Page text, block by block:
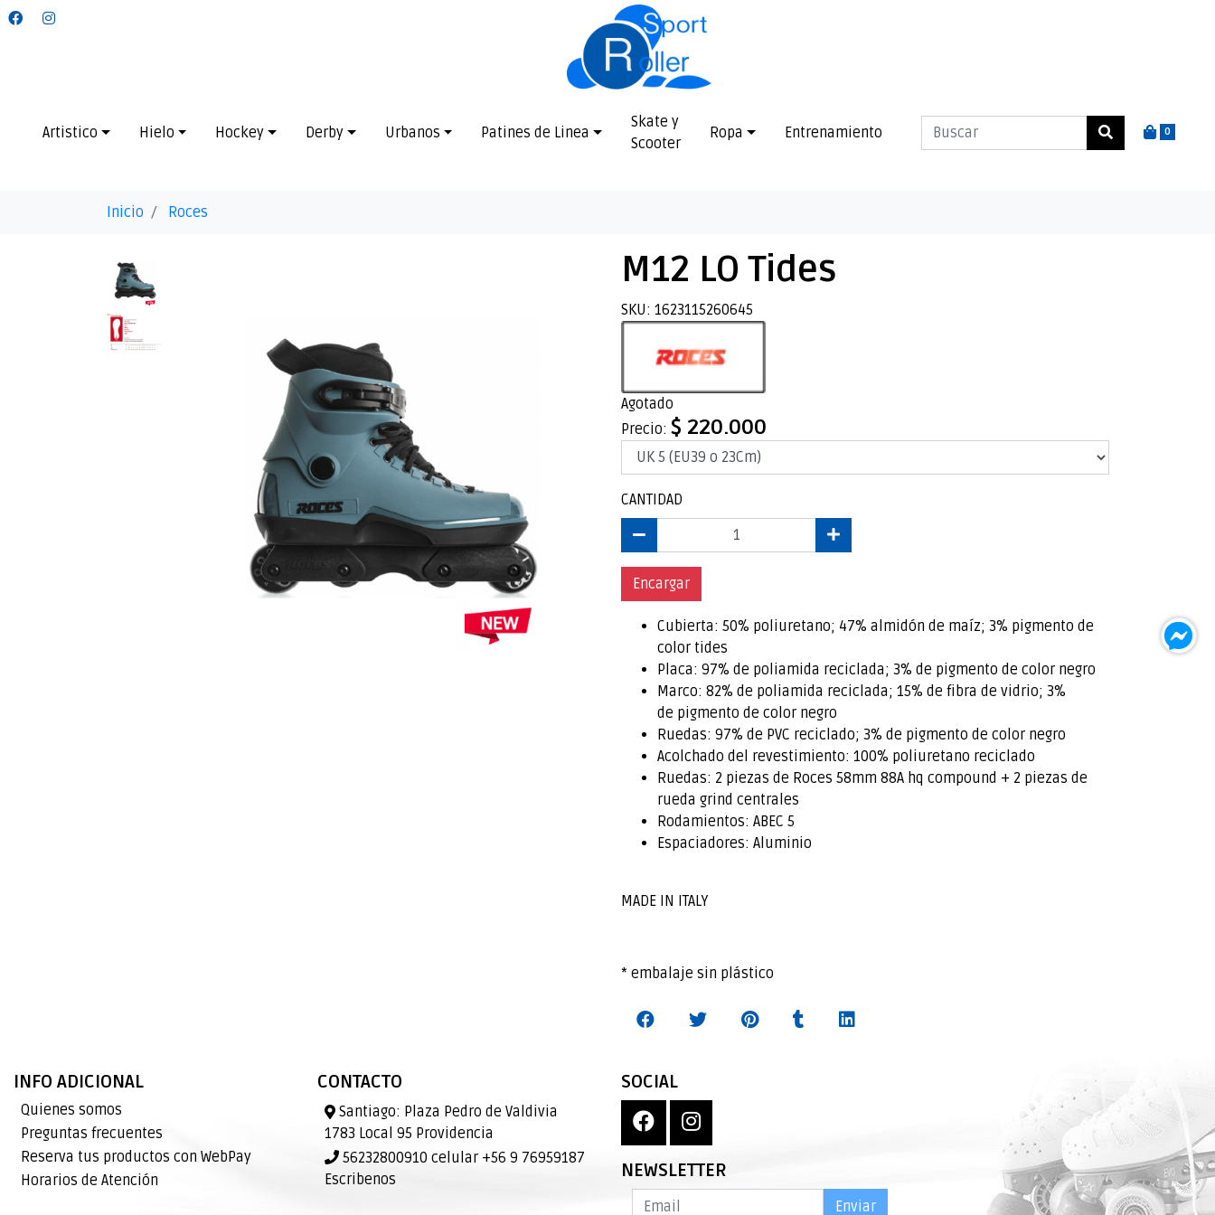
0
Artistico Hielo Hockey Derby Urbanos Patines de Linea
Skate y
Scooter
Ropa Entrenamiento
Inicio Roces
M12 LO Tides
SKU: 1623115260645
Agotado
Precio: $ 220.000
CANTIDAD
Encargar
Cubierta: 50% poliuretano; 47% almidón de maíz; 3% pigmento de
color tides
Placa: 97% de poliamida reciclada; 3% de pigmento de color negro
Marco: 82% de poliamida reciclada; 15% de fibra de vidrio; 3%
de pigmento de color negro
Ruedas: 97% de PVC reciclado; 3% de pigmento de color negro
Acolchado del revestimiento: 100% poliuretano reciclado
Ruedas: 2 piezas de Roces 58mm 88A hq compound + 2 piezas de
rueda grind centrales
Rodamientos: ABEC 5
Espaciadores: Aluminio
MADE IN ITALY
* embalaje sin plástico
INFO ADICIONAL
Quienes somos
Preguntas frecuentes
Reserva tus productos con WebPay
Horarios de Atención
CONTACTO
Santiago: Plaza Pedro de Valdivia
1783 Local 95 Providencia
56232800910 celular +56 9 76959187
Escribenos
SOCIAL
NEWSLETTER
Enviar